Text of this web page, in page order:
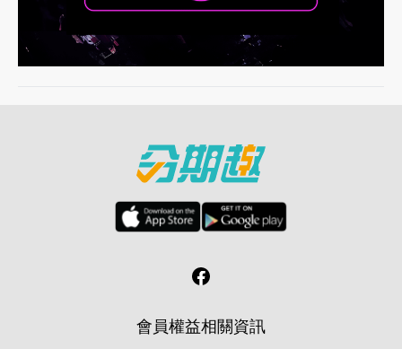
會員權益相關資訊